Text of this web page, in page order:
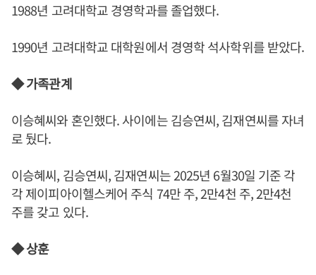
1988년 고려대학교 경영학과를 졸업했다.
1990년 고려대학교 대학원에서 경영학 석사학위를 받았다.
◆ 가족관계
이승혜씨와 혼인했다. 사이에는 김승연씨, 김재연씨를 자녀
로 뒀다.
이승혜씨, 김승연씨, 김재연씨는 2025년 6월30일 기준 각
각 제이피아이헬스케어 주식 74만 주, 2만4천 주, 2만4천
주를 갖고 있다.
◆ 상훈